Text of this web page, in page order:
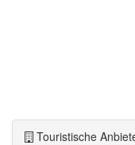
Touristische